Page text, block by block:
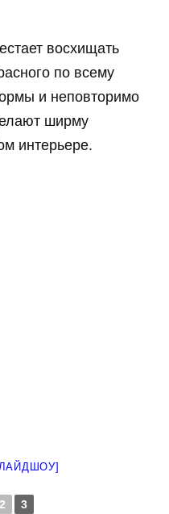
восхищать
по всему
и неповторимо
ширму
интерьере.
2 3